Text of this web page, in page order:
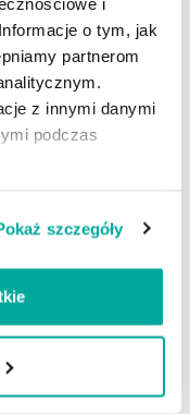
o tym, jak
partnerom
z innymi danymi
podczas
szczegóły